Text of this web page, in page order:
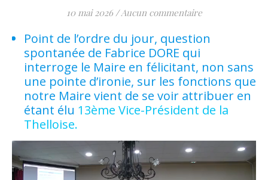
10 mai 2026 /Aucun commentaire
Point de l’ordre du jour, question
spontanée de Fabrice DORE qui
interroge le Maire en félicitant, non sans
une pointe d’ironie, sur les fonctions que
notre Maire vient de se voir attribuer en
étant élu 13ème Vice-Président de la
Thelloise.